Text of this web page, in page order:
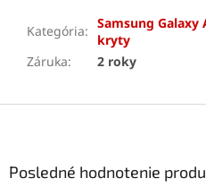
Kategória: Samsung Galaxy
kryty
Záruka: 2 roky
Posledné hodnotenie